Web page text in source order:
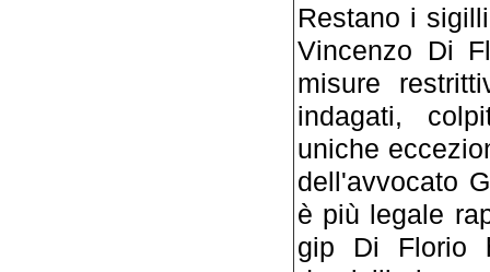
Restano i
Vincenzo Di
misure
indagati,
uniche
dell'avvocato
è più legale
gip Di Florio